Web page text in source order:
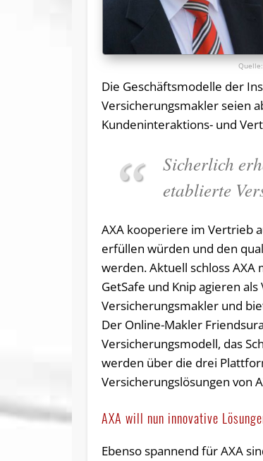
Die Geschäftsmodelle der
Versicherungsmakler seien
Kundeninteraktions- und
Sicherlich
etablierte
AXA kooperiere im Vertrieb
erfüllen würden und den
werden. Aktuell schloss
GetSafe und Knip agieren
Versicherungsmakler und
Der Online-Makler
Versicherungsmodell, das
werden über die drei
Versicherungslösungen von
AXA will nun innovative
Ebenso spannend für AXA